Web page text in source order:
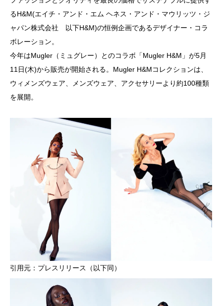
るH&M(エイチ・アンド・エム ヘネス・アンド・マウリッツ・ジ
ャパン株式会社 以下H&M)の恒例企画であるデザイナー・コラ
ボレーション。
今年はMugler（ミュグレー）とのコラボ「Mugler H&M」が5月
11日(木)から販売が開始される。Mugler H&Mコレクションは、
ウィメンズウェア、メンズウェア、アクセサリーより約100種類
を展開。
引用元：プレスリリース（以下同）